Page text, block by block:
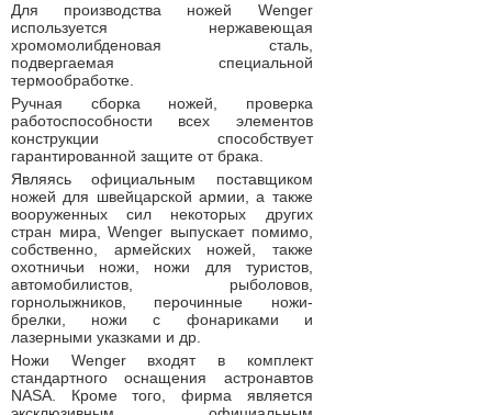
Для производства ножей Wenger
используется нержавеющая
хромомолибденовая сталь,
подвергаемая специальной
термообработке.
Ручная сборка ножей, проверка
работоспособности всех элементов
конструкции способствует
гарантированной защите от брака.
Являясь официальным поставщиком
ножей для швейцарской армии, а также
вооруженных сил некоторых других
стран мира, Wenger выпускает помимо,
собственно, армейских ножей, также
охотничьи ножи, ножи для туристов,
автомобилистов, рыболовов,
горнолыжников, перочинные ножи-
брелки, ножи с фонариками и
лазерными указками и др.
Ножи Wenger входят в комплект
стандартного оснащения астронавтов
NASA. Кроме того, фирма является